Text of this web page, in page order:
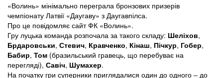
«Волинь» мінімально переграла бронзових призерів
чемпіонату Латвії «Даугаву» з Даугавпілса.
Про це повідомляє сайт ФК «Волинь».
Гру луцька команда розпочала за такого складу: Шеліхов,
Брдаровськи, Стевич, Кравченко, Кінаш, Пічкур, Гобер,
Бабир, Том (бразильський гравець, що перебуває на
перегляді), Савіч, Шумахер.
На початку гри суперники приглядалися один до одного ‒ до